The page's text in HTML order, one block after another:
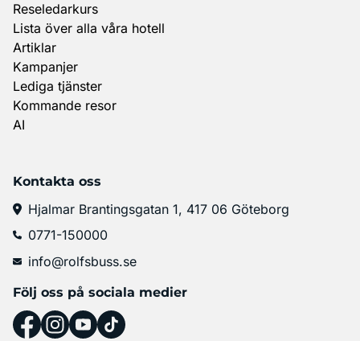
Reseledarkurs
Lista över alla våra hotell
Artiklar
Kampanjer
Lediga tjänster
Kommande resor
AI
Kontakta oss
Hjalmar Brantingsgatan 1, 417 06 Göteborg
0771-150000
info@rolfsbuss.se
Följ oss på sociala medier